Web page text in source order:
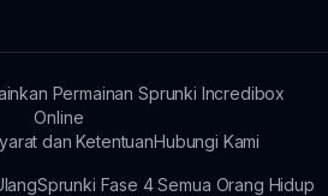
Permainan Sprunki Incredibox
Online
dan KetentuanHubungi Kami
Sprunki Fase 4 Semua Orang Hidup